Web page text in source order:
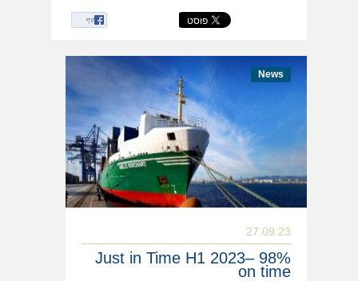
שיתוף
News
27.09.23
Just in Time H1 2023– 98%
on time